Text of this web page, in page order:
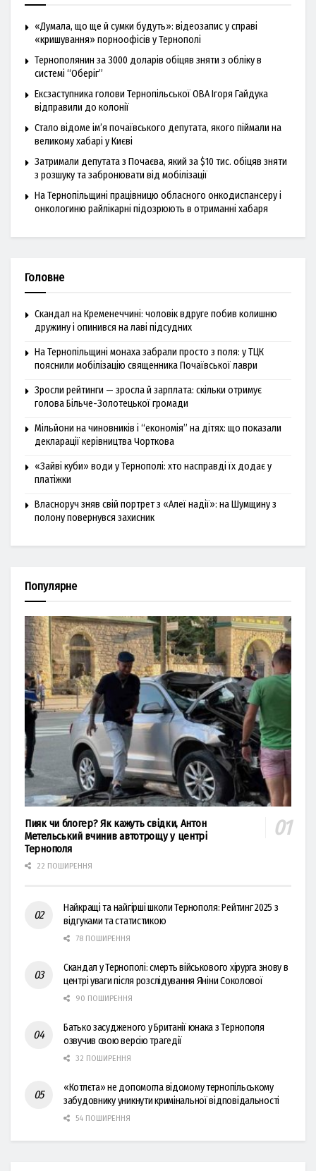
«Думала, що ще й сумки будуть»: відеозапис у справі
«кришування» порноофісів у Тернополі
Тернополянин за 3000 доларів обіцяв зняти з обліку в
системі “Оберіг”
Ексзаступника голови Тернопільської ОВА Ігоря Гайдука
відправили до колонії
Стало відоме ім’я почаївського депутата, якого піймали на
великому хабарі у Києві
Затримали депутата з Почаєва, який за $10 тис. обіцяв зняти
з розшуку та забронювати від мобілізації
На Тернопільщині працівницю обласного онкодиспансеру і
онкологиню райлікарні підозрюють в отриманні хабаря
Головне
Скандал на Кременеччині: чоловік вдруге побив колишню
дружину і опинився на лаві підсудних
На Тернопільщині монаха забрали просто з поля: у ТЦК
пояснили мобілізацію священника Почаївської лаври
Зросли рейтинги — зросла й зарплата: скільки отримує
голова Більче-Золотецької громади
Мільйони на чиновників і “економія” на дітях: що показали
декларації керівництва Чорткова
«Зайві куби» води у Тернополі: хто насправді їх додає у
платіжки
Власноруч зняв свій портрет з «Алеї надії»: на Шумщину з
полону повернувся захисник
Популярне
Пияк чи блогер? Як кажуть свідки, Антон
Метельський вчинив автотрощу у центрі
Тернополя
22 ПОШИРЕННЯ
Найкращі та найгірші школи Тернополя: Рейтинг 2025 з
відгуками та статистикою
78 ПОШИРЕННЯ
Скандал у Тернополі: смерть військового хірурга знову в
центрі уваги після розслідування Яніни Соколової
90 ПОШИРЕННЯ
Батько засудженого у Британії юнака з Тернополя
озвучив свою версію трагедії
32 ПОШИРЕННЯ
«Котлєта» не допомогла відомому тернопільському
забудовнику уникнути кримінальної відповідальності
54 ПОШИРЕННЯ